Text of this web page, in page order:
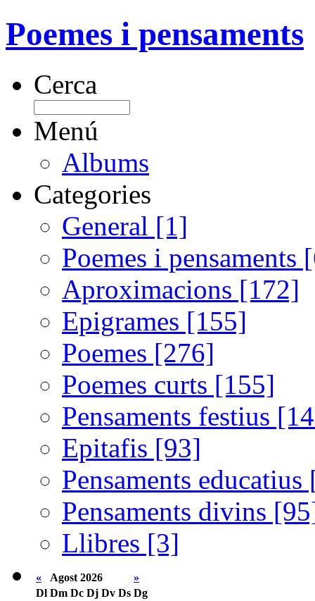
Poemes i pensaments
Cerca
Menú
Albums
Categories
General [1]
Poemes i pensaments
Aproximacions [172]
Epigrames [155]
Poemes [276]
Poemes curts [155]
Pensaments festius
Epitafis [93]
Pensaments
Pensaments divins
Llibres [3]
« Agost 2026
»
Dl Dm Dc Dj Dv Ds Dg